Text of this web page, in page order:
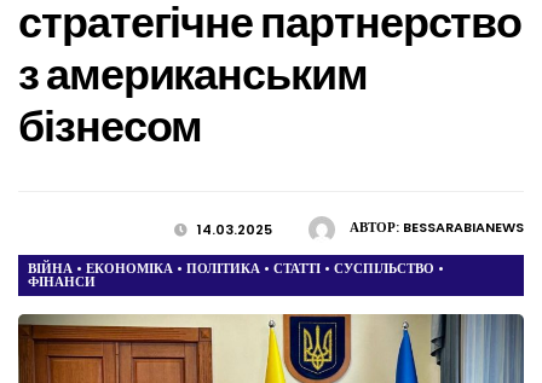
стратегічне партнерство
з американським
бізнесом
АВТОР: BESSARABIANEWS
14.03.2025
ВІЙНА • ЕКОНОМІКА • ПОЛІТИКА • СТАТТІ • СУСПІЛЬСТВО •
ФІНАНСИ